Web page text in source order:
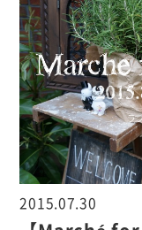
2015.07.30